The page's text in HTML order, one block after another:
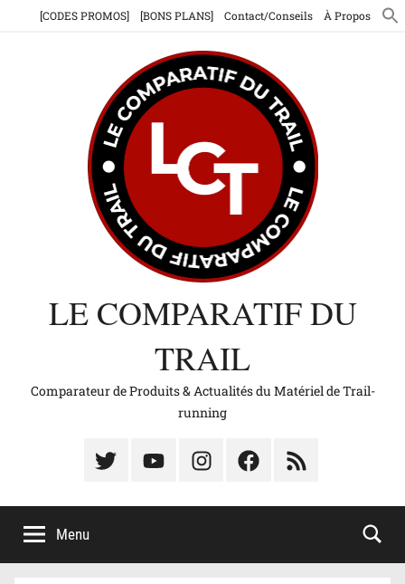
[CODES PROMOS] [BONS PLANS] Contact/Conseils À Propos
LE COMPARATIF DU
TRAIL
Comparateur de Produits & Actualités du Matériel de Trail-
running
Élément
menu
Élément
menu
Élément
menu
Élément
menu
Élément
menu
Menu